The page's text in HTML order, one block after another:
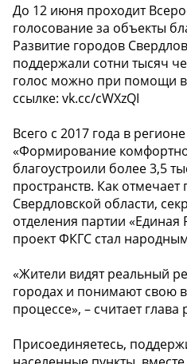
До 12 июня проходит
голосование за объекты
Развитие городов
поддержали сотни тысяч
голос можно при помощи
ссылке: vk.cc/cWXzQI
Всего с 2017 года в
«Формирование
благоустроили более 3,5
пространств. Как отмечает
Свердловской области,
отделения партии «Единая
проект ФКГС стал
«Жители видят реальный
городах и понимают свою
процессе», – считает глава
Присоединяетесь,